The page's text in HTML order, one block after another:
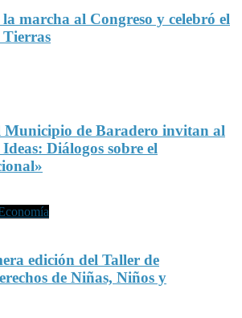
marcha al Congreso y celebró el
Tierras
de Baradero invitan al
Diálogos sobre el
edición del Taller de
de Niñas, Niños y